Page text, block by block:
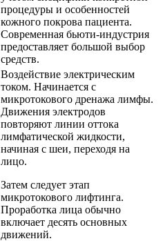
процедуры и особенностей
кожного покрова пациента.
Современная бьюти-индустрия
предоставляет большой выбор
средств.
Воздействие электрическим
током. Начинается с
микротокового дренажа лимфы.
Движения электродов
повторяют линии оттока
лимфатической жидкости,
начиная с шеи, переходя на
лицо.
Затем следует этап
микротокового лифтинга.
Проработка лица обычно
включает десять основных
движений.